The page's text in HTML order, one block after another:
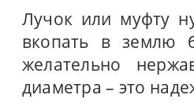
Лучок или муфту
вкопать в землю
желательно
диаметра – это